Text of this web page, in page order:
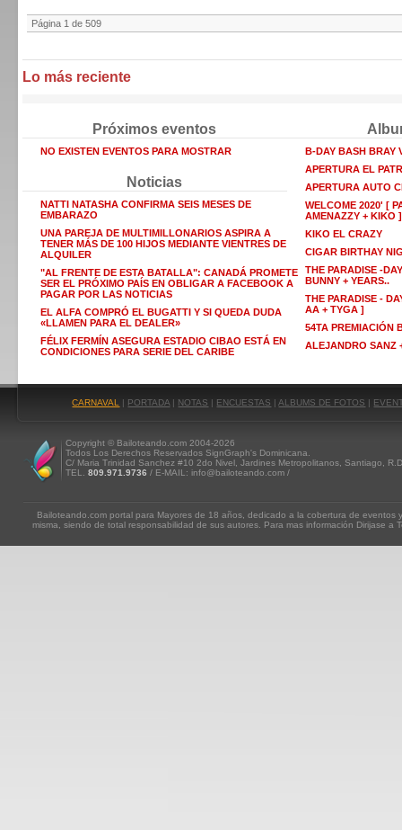
Página 1 de 509
Lo más reciente
Próximos eventos
NO EXISTEN EVENTOS PARA MOSTRAR
Noticias
NATTI NATASHA CONFIRMA SEIS MESES DE
EMBARAZO
UNA PAREJA DE MULTIMILLONARIOS ASPIRA A
TENER MÁS DE 100 HIJOS MEDIANTE VIENTRES DE
ALQUILER
"AL FRENTE DE ESTA BATALLA": CANADÁ PROMETE
SER EL PRÓXIMO PAÍS EN OBLIGAR A FACEBOOK A
PAGAR POR LAS NOTICIAS
EL ALFA COMPRÓ EL BUGATTI Y SI QUEDA DUDA
«LLAMEN PARA EL DEALER»
FÉLIX FERMÍN ASEGURA ESTADIO CIBAO ESTÁ EN
CONDICIONES PARA SERIE DEL CARIBE
B-DAY BASH BRAY
APERTURA EL
APERTURA AUTO
WELCOME 2020' [
AMENAZZY + KIKO ]
KIKO EL CRAZY
CIGAR BIRTHAY
THE PARADISE -
BUNNY + YEARS..
THE PARADISE -
AA + TYGA ]
54TA PREMIACIÓN
ALEJANDRO SANZ
CARNAVAL PORTADA| NOTAS ENCUESTAS |ALBUMS DE FOTOS
Copyright © Bailoteando.com 2004-2026
Todos Los Derechos Reservados SignGraph's Dominicana.
C/ Maria Trinidad Sanchez #10 2do Nivel, Jardines Metropolitanos, Santiago, R.D
TEL. 809.971.9736 / E-MAIL: info@bailoteando.com /
Bailoteando.com portal para Mayores de 18 años, dedicado a la cobertura de
misma, siendo de total responsabilidad de sus autores. Para mas información Dirijase a